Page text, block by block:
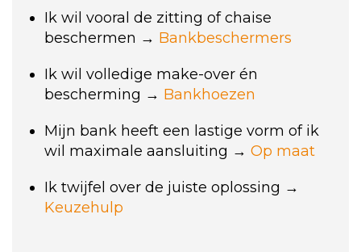
Ik wil vooral de zitting of chaise
beschermen → Bankbeschermers
Ik wil volledige make-over én
bescherming → Bankhoezen
Mijn bank heeft een lastige vorm of ik
wil maximale aansluiting → Op maat
Ik twijfel over de juiste oplossing →
Keuzehulp